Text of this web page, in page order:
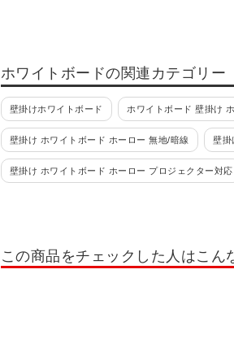
ホワイトボードの関連カテゴリー
壁掛けホワイトボード ホワイトボード 壁掛け
壁掛け ホワイトボード ホーロー 無地/暗線 壁掛
壁掛け ホワイトボード ホーロー プロジェクター対応
スケジュールボード 行動予定表 ホワイト
この商品をチェックした人はこん